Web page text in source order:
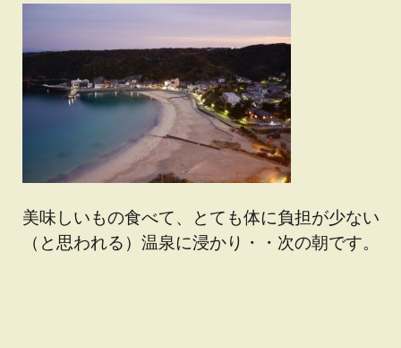
美味しいもの食べて、とても体に負担が少ない
（と思われる）温泉に浸かり・・次の朝です。